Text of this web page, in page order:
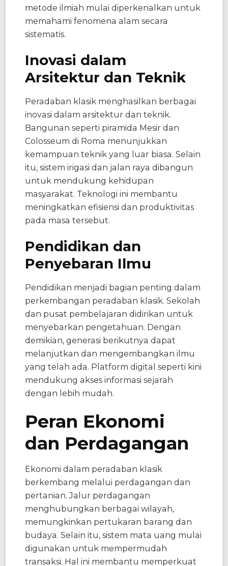
metode ilmiah mulai diperkenalkan untuk
memahami fenomena alam secara
sistematis.
Inovasi dalam
Arsitektur dan Teknik
Peradaban klasik menghasilkan berbagai
inovasi dalam arsitektur dan teknik.
Bangunan seperti piramida Mesir dan
Colosseum di Roma menunjukkan
kemampuan teknik yang luar biasa. Selain
itu, sistem irigasi dan jalan raya dibangun
untuk mendukung kehidupan
masyarakat. Teknologi ini membantu
meningkatkan efisiensi dan produktivitas
pada masa tersebut.
Pendidikan dan
Penyebaran Ilmu
Pendidikan menjadi bagian penting dalam
perkembangan peradaban klasik. Sekolah
dan pusat pembelajaran didirikan untuk
menyebarkan pengetahuan. Dengan
demikian, generasi berikutnya dapat
melanjutkan dan mengembangkan ilmu
yang telah ada. Platform digital seperti kini
mendukung akses informasi sejarah
dengan lebih mudah.
Peran Ekonomi
dan Perdagangan
Ekonomi dalam peradaban klasik
berkembang melalui perdagangan dan
pertanian. Jalur perdagangan
menghubungkan berbagai wilayah,
memungkinkan pertukaran barang dan
budaya. Selain itu, sistem mata uang mulai
digunakan untuk mempermudah
transaksi. Hal ini membantu memperkuat